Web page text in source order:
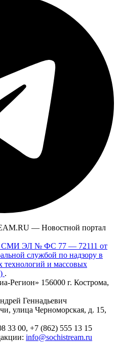
— Новостной портал
СМИ ЭЛ № ФС 77 — 72111 от
службой по надзору в
технологий и массовых
.
156000 г. Кострома,
Геннадьевич
улица Черноморская, д. 15,
33 00, +7 (862) 555 13 15
info@sochistream.ru